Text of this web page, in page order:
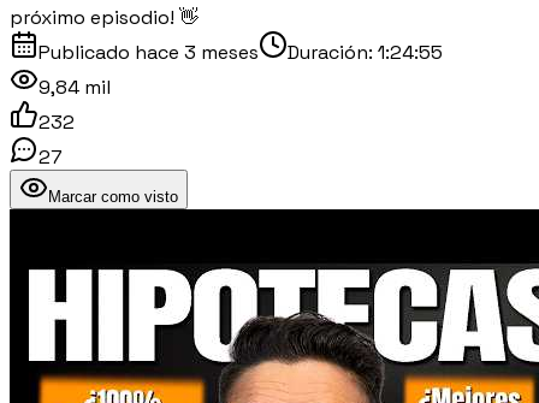
próximo episodio! 👋
Publicado hace 3 meses Duración: 1:24:55
9,84 mil
232
27
Marcar como visto